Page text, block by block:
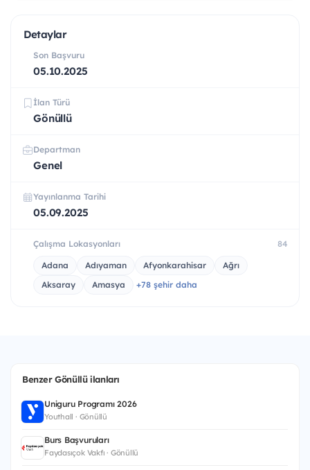
Detaylar
Son Başvuru
05.10.2025
İlan Türü
Gönüllü
Departman
Genel
Yayınlanma Tarihi
05.09.2025
Çalışma Lokasyonları 84
Adana Adıyaman Afyonkarahisar
Ağrı
Aksaray
Amasya +78 şehir daha
Benzer Gönüllü ilanları
Uniguru Programı 2026
Youthall · Gönüllü
Burs Başvuruları
Faydasıçok Vakfı · Gönüllü